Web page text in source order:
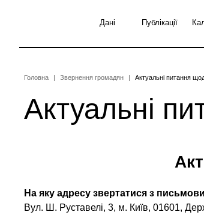
Дані Публікації
Рядок
навіґації
Головна Звернення громадян Актуальні питання
Актуальні
На яку адресу звертатися з
Вул. Ш. Руставелі, 3, м. Київ, 01601,